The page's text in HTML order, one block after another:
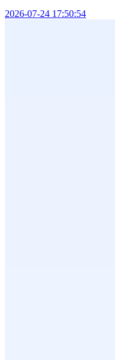
2026-07-24 17:50:54